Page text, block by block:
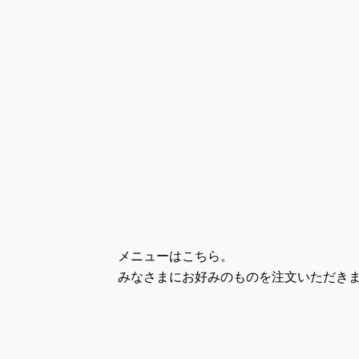
メニューはこちら。
みなさまにお好みのものを注文いただき